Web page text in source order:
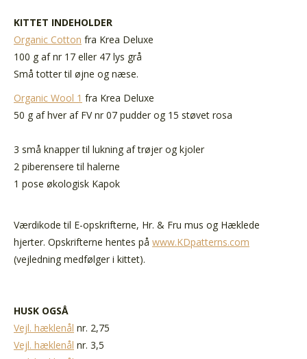
KITTET INDEHOLDER
Organic Cotton fra Krea Deluxe
100 g af nr 17 eller 47 lys grå
Små totter til øjne og næse.
Organic Wool 1 fra Krea Deluxe
50 g af hver af FV nr 07 pudder og 15 støvet rosa
3 små knapper til lukning af trøjer og kjoler
2 piberensere til halerne
1 pose økologisk Kapok
Værdikode til E-opskrifterne, Hr. & Fru mus og Hæklede
hjerter. Opskrifterne hentes på www.KDpatterns.com
(vejledning medfølger i kittet).
HUSK OGSÅ
Vejl. hæklenål nr. 2,75
Vejl. hæklenål nr. 3,5